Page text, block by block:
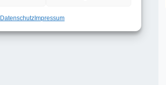
DatenschutzImpressum